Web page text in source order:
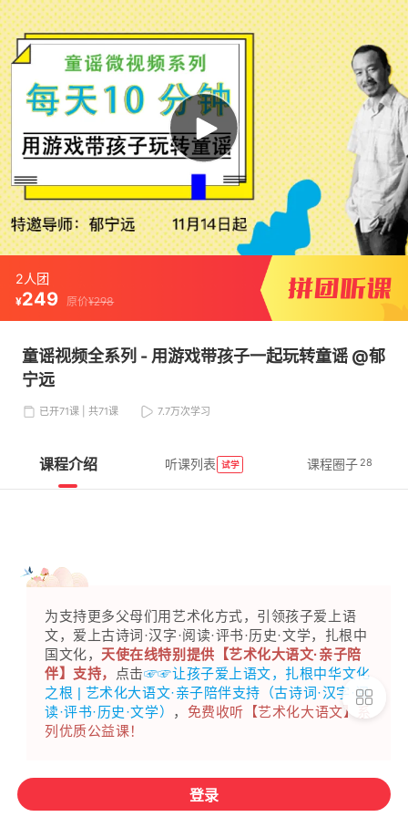
2人团
¥249 原价¥298
童谣视频全系列 - 用游戏带孩子一起玩转童谣 @郁
宁远
已开71课 | 共71课 7.7万次学习
课程介绍 听课列表 试学 课程圈子 28
为支持更多父母们用艺术化方式，引领孩子爱上语
文，爱上古诗词·汉字·阅读·评书·历史·文学，扎根中
国文化， 天使在线特别提供【艺术化大语文·亲子陪
伴】支持，
点击☞☞让孩子爱上语文，扎根中华文化
之根 | 艺术化大语文·亲子陪伴支持（古诗词·汉字·阅
读·评书·历史·文学）
， 免费收听【艺术化大语文】系
列优质公益课！
【温馨提示】 该链接为童谣视频全系列，全系列共包括四
登录